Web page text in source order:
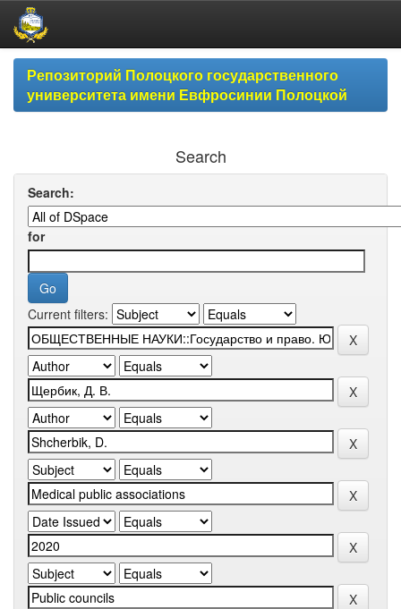
Skip
navigationРепозиторий Полоцкого государственного
университета имени Евфросинии Полоцкой
Search
Search:
for
Current filters: